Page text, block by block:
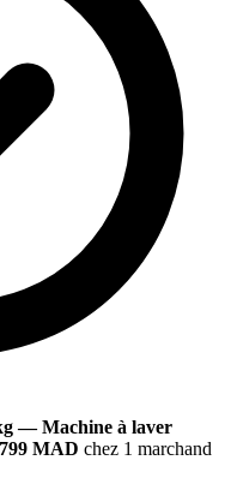
— Machine à laver
MAD chez 1 marchand